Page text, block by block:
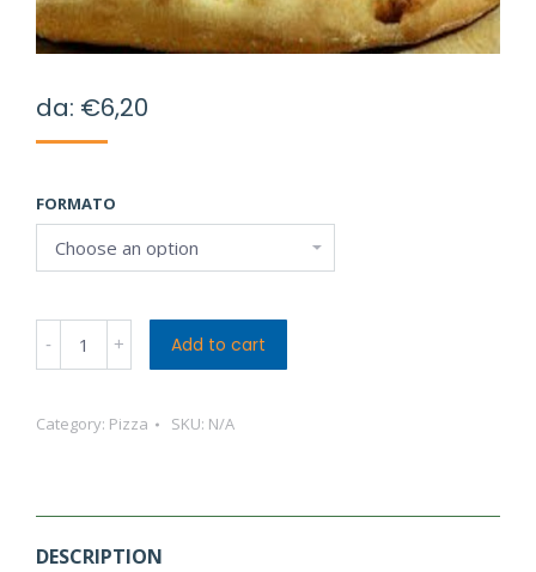
da: €6,20
FORMATO
Faccia
Da
quantity
Add to cart
Category: Pizza SKU: N/A
DESCRIPTION